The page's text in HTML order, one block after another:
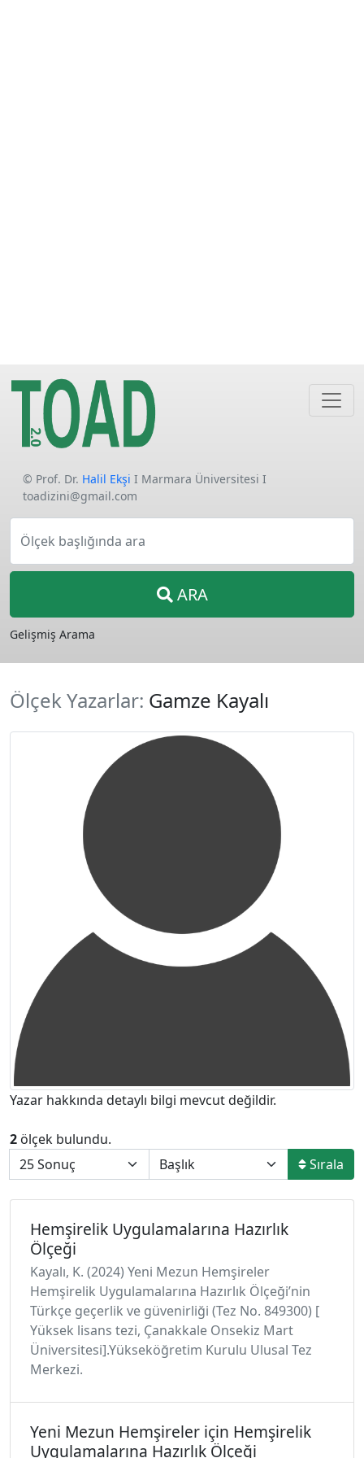
© Prof. Dr. Halil Ekşi I Marmara Üniversitesi I
toadizini@gmail.com
Ölçek başlığında ara
ARA
Gelişmiş Arama
Ölçek Yazarlar: Gamze Kayalı
Yazar hakkında detaylı bilgi mevcut değildir.
2 ölçek bulundu.
Sırala
Hemşirelik Uygulamalarına Hazırlık
Ölçeği
Kayalı, K. (2024) Yeni Mezun Hemşireler
Hemşirelik Uygulamalarına Hazırlık Ölçeği’nin
Türkçe geçerlik ve güvenirliği (Tez No. 849300) [
Yüksek lisans tezi, Çanakkale Onsekiz Mart
Üniversitesi].Yükseköğretim Kurulu Ulusal Tez
Merkezi.
Yeni Mezun Hemşireler için Hemşirelik
Uygulamalarına Hazırlık Ölçeği